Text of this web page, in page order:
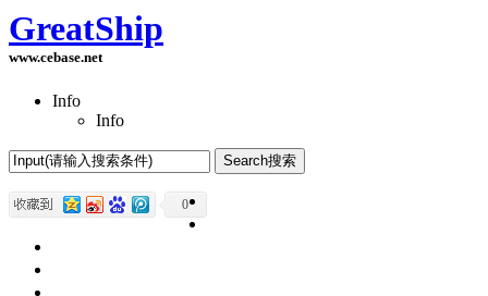
GreatShip
www.cebase.net
Info
Info
0